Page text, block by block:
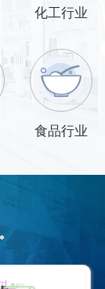
化工行业
食品行业